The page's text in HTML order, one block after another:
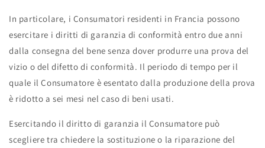
In particolare, i Consumatori residenti in Francia possono
esercitare i diritti di garanzia di conformità entro due anni
dalla consegna del bene senza dover produrre una prova del
vizio o del difetto di conformità. Il periodo di tempo per il
quale il Consumatore è esentato dalla produzione della prova
è ridotto a sei mesi nel caso di beni usati.
Esercitando il diritto di garanzia il Consumatore può
scegliere tra chiedere la sostituzione o la riparazione del